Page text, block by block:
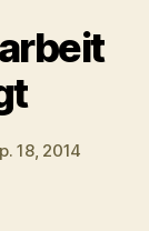
18, 2014